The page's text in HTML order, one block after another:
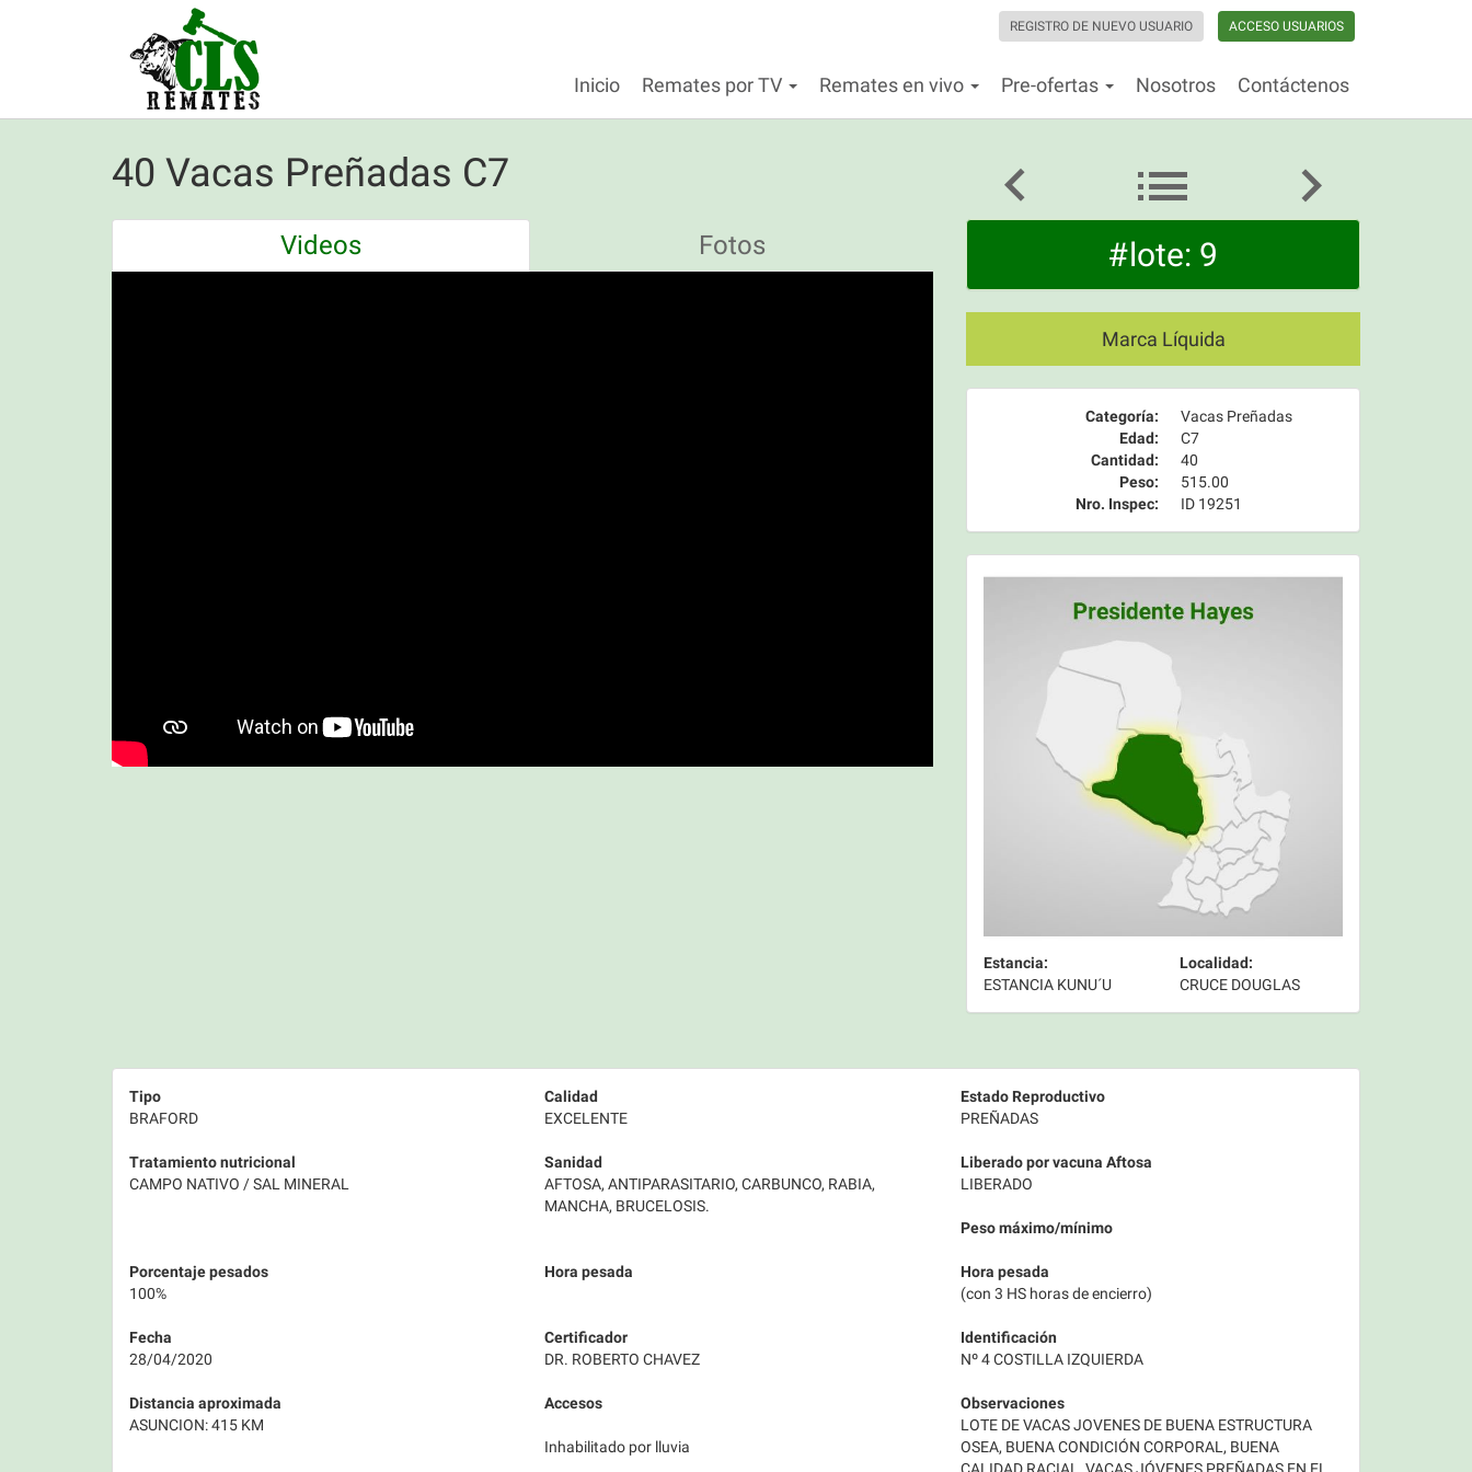
REGISTRO DE NUEVO USUARIO ACCESO USUARIOS
Inicio Remates por TV Remates en vivo Pre-ofertas Nosotros Contáctenos
40 Vacas Preñadas C7
Videos Fotos #lote: 9
Marca Líquida
Categoría:
Vacas Preñadas
Edad:
C7
Cantidad:
40
Peso:
515.00
Nro. Inspec:
ID 19251
Estancia:
ESTANCIA KUNU´U
Localidad:
CRUCE DOUGLAS
Tipo
BRAFORD
Calidad
EXCELENTE
Estado Reproductivo
PREÑADAS
Tratamiento nutricional
CAMPO NATIVO / SAL MINERAL
Sanidad
AFTOSA, ANTIPARASITARIO, CARBUNCO, RABIA,
MANCHA, BRUCELOSIS.
Liberado por vacuna Aftosa
LIBERADO
Peso máximo/mínimo
Porcentaje pesados
100%
Hora pesada
Hora pesada
(con 3 HS horas de encierro)
Fecha
28/04/2020
Certificador
DR. ROBERTO CHAVEZ
Identificación
Nº 4 COSTILLA IZQUIERDA
Distancia aproximada
ASUNCION: 415 KM
Accesos
Inhabilitado por lluvia
Observaciones
LOTE DE VACAS JOVENES DE BUENA ESTRUCTURA
OSEA, BUENA CONDICIÓN CORPORAL, BUENA
CALIDAD RACIAL, VACAS JÓVENES PREÑADAS EN EL